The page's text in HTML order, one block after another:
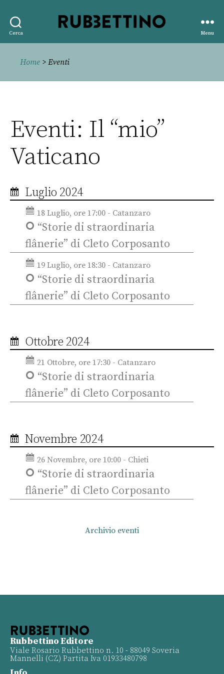
Cerca
editore
Menu
Home > Eventi
Eventi: Il “mio”
Vaticano
Luglio 2024
18 Luglio, ore 17:00 - Catanzaro
“Storie di straordinaria
flânerie” di Cleto Corposanto
19 Luglio, ore 18:30 - Catanzaro
“Storie di straordinaria
flânerie” di Cleto Corposanto
Ottobre 2024
21 Ottobre, ore 17:30 - Catanzaro
“Storie di straordinaria
flânerie” di Cleto Corposanto
Novembre 2024
26 Novembre, ore 10:00 - Chieti
“Storie di straordinaria
flânerie” di Cleto Corposanto
Archivio eventi
Rubbettino Editore
Viale Rosario Rubbettino n. 10 - 88049 Soveria
Mannelli (CZ) Partita Iva 01933480798